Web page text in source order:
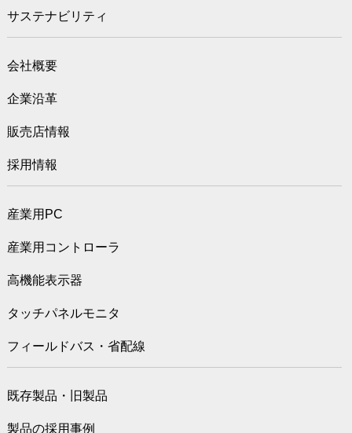
サステナビリティ
会社概要
企業沿革
販売店情報
採用情報
産業用PC
産業用コントローラ
高機能表示器
タッチパネルモニタ
フィールドバス・省配線
既存製品・旧製品
製品の採用事例